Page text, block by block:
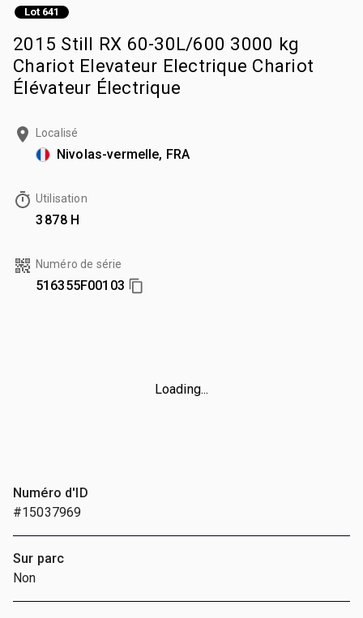
Lot 641
2015 Still RX 60-30L/600 3000 kg
Chariot Elevateur Electrique Chariot
Élévateur Électrique
Localisé
Nivolas-vermelle, FRA
Utilisation
3 878 H
Numéro de série
516355F00103
Loading...
Numéro d'ID
#15037969
Sur parc
Non